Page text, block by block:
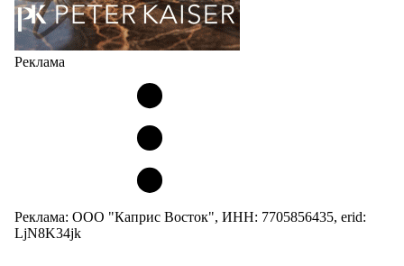
Реклама
Реклама: ООО "Каприс Восток", ИНН: 7705856435, erid:
LjN8K34jk